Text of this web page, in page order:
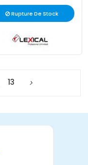
Rupture De Stock
13